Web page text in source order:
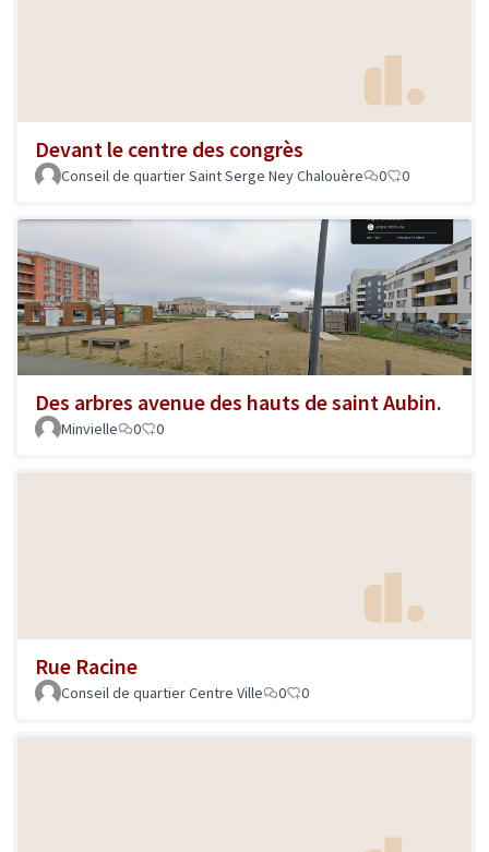
Devant le centre des congrès
Conseil de quartier Saint Serge Ney Chalouère 0 0
Des arbres avenue des hauts de saint Aubin.
Minvielle 0 0
Rue Racine
Conseil de quartier Centre Ville 0 0